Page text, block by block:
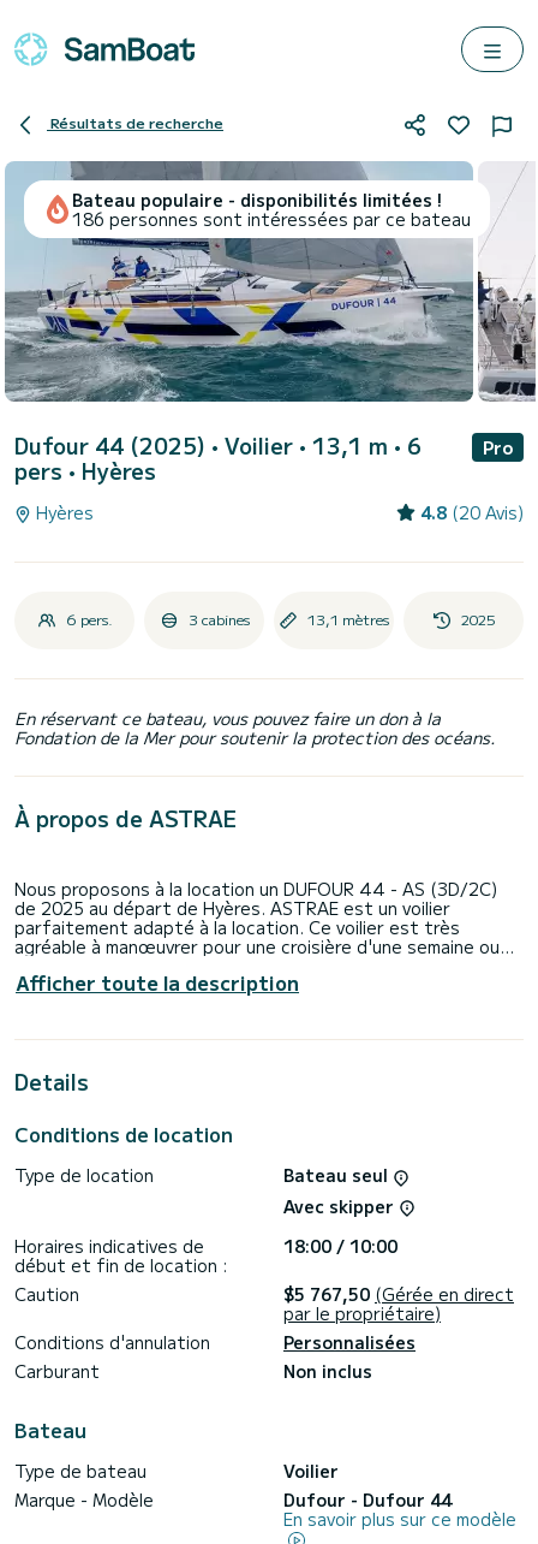
Résultats de recherche
Bateau populaire - disponibilités limitées !
186 personnes sont intéressées par ce bateau
Dufour 44 (2025) • Voilier • 13,1 m • 6
pers • Hyères
Pro
Hyères 4.8 (20 Avis)
6 pers. 3 cabines 13,1 mètres 2025
En réservant ce bateau, vous pouvez faire un don à la
Fondation de la Mer pour soutenir la protection des océans.
À propos de ASTRAE
Nous proposons à la location un DUFOUR 44 - AS (3D/2C)
de 2025 au départ de Hyères. ASTRAE est un voilier
parfaitement adapté à la location. Ce voilier est très
agréable à manœuvrer pour une croisière d'une semaine ou
totale de 13 mètres, il sera votre meilleur allié pour passer
de Hyères
automatique, Moteur d'annexe, Propulseur d'étrave, Prise
Nous vous invitons à nous faire une demande directement
Afficher toute la description
Details
Conditions de location
Type de location
Bateau seul
Avec skipper
Horaires indicatives de
début et fin de location :
18:00 / 10:00
Caution
$5 767,50 (Gérée en direct
par le propriétaire)
Conditions d'annulation
Personnalisées
Carburant
Non inclus
Bateau
Type de bateau
Voilier
Marque - Modèle
Dufour - Dufour 44
En savoir plus sur ce modèle